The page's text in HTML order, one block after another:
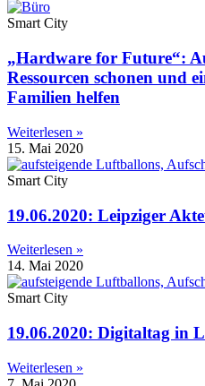
Smart City
„Hardware for Future“:
Ressourcen schonen und
Familien helfen
Weiterlesen »
15. Mai 2020
Smart City
19.06.2020: Leipziger
Weiterlesen »
14. Mai 2020
Smart City
19.06.2020: Digitaltag in
Weiterlesen »